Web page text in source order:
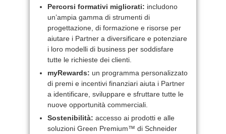
Percorsi formativi migliorati: includono
un’ampia gamma di strumenti di
progettazione, di formazione e risorse per
aiutare i Partner a diversificare e potenziare
i loro modelli di business per soddisfare
tutte le richieste dei clienti.
myRewards: un programma personalizzato
di premi e incentivi finanziari aiuta i Partner
a identificare, sviluppare e sfruttare tutte le
nuove opportunità commerciali.
Sostenibilità: accesso ai prodotti e alle
soluzioni Green Premium™ di Schneider